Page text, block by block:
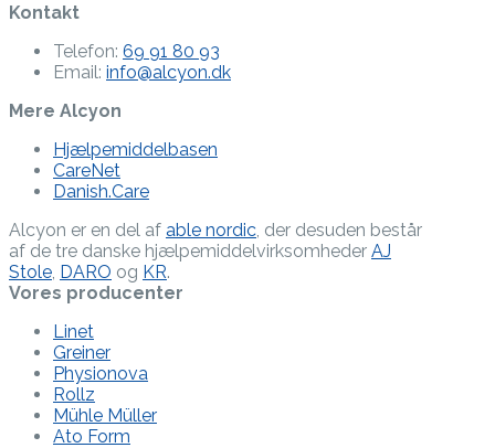
Kontakt
Telefon: 69 91 80 93
Email: info@alcyon.dk
Mere Alcyon
Hjælpemiddelbasen
CareNet
Danish.Care
Alcyon er en del af able nordic , der desuden består
af de tre danske hjælpe­middel­virksomheder AJ
Stole DARO og KR.
Vores producenter
Linet
Greiner
Physionova
Rollz
Mühle Müller
Ato Form